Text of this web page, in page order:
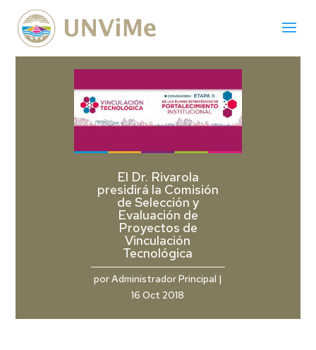
El Dr. Rivarola
presidirá la Comisión
de Selección y
Evaluación de
Proyectos de
Vinculación
Tecnológica
porAdministrador Principal |
16 Oct 2018